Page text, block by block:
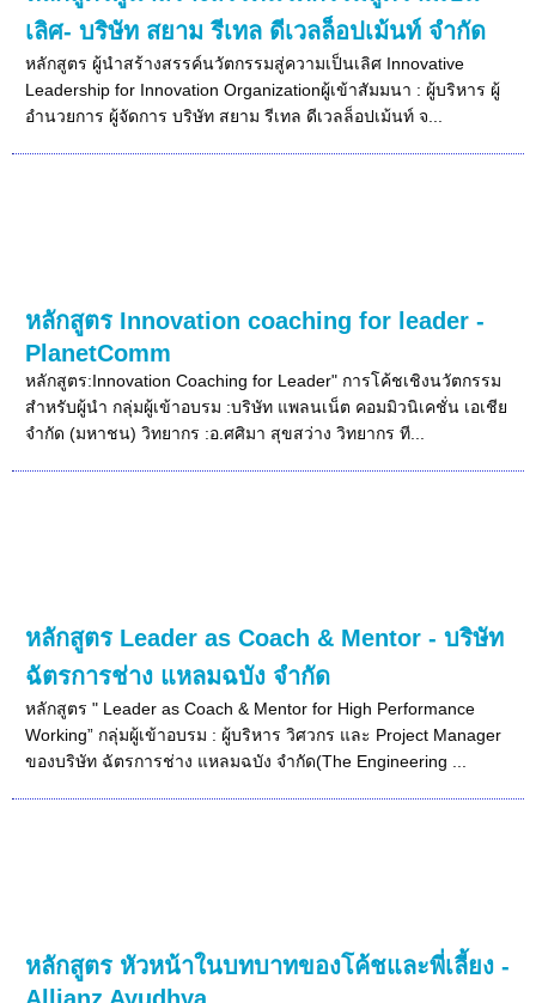
เลิศ- บริษัท สยาม รีเทล ดีเวลล็อปเม้นท์ จำกัด
หลักสูตร ผู้นำสร้างสรรค์นวัตกรรมสู่ความเป็นเลิศ Innovative
Leadership for Innovation Organizationผู้เข้าสัมมนา : ผู้บริหาร ผู้
อำนวยการ ผู้จัดการ บริษัท สยาม รีเทล ดีเวลล็อปเม้นท์ จ...
หลักสูตร Innovation coaching for leader -
PlanetComm
หลักสูตร:Innovation Coaching for Leader" การโค้ชเชิงนวัตกรรม
สำหรับผู้นำ กลุ่มผู้เข้าอบรม :บริษัท แพลนเน็ต คอมมิวนิเคชั่น เอเชีย
จำกัด (มหาชน) วิทยากร :อ.ศศิมา สุขสว่าง วิทยากร ที...
หลักสูตร Leader as Coach & Mentor - บริษัท
ฉัตรการช่าง แหลมฉบัง จำกัด
หลักสูตร " Leader as Coach & Mentor for High Performance
Working” กลุ่มผู้เข้าอบรม : ผู้บริหาร วิศวกร และ Project Manager
ของบริษัท ฉัตรการช่าง แหลมฉบัง จำกัด(The Engineering ...
หลักสูตร หัวหน้าในบทบาทของโค้ชและพี่เลี้ยง -